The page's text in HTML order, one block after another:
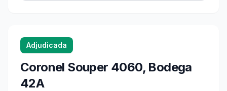
Adjudicada
Coronel Souper 4060, Bodega
42A